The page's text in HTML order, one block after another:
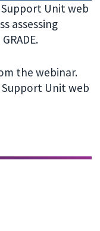
Unit web
assessing
the webinar.
Unit web